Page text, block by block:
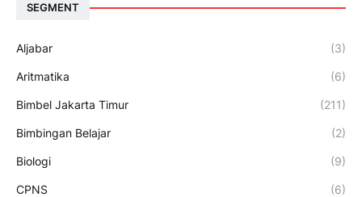
SEGMENT
Aljabar (3)
Aritmatika (6)
Bimbel Jakarta Timur (211)
Bimbingan Belajar (2)
Biologi (9)
CPNS (6)